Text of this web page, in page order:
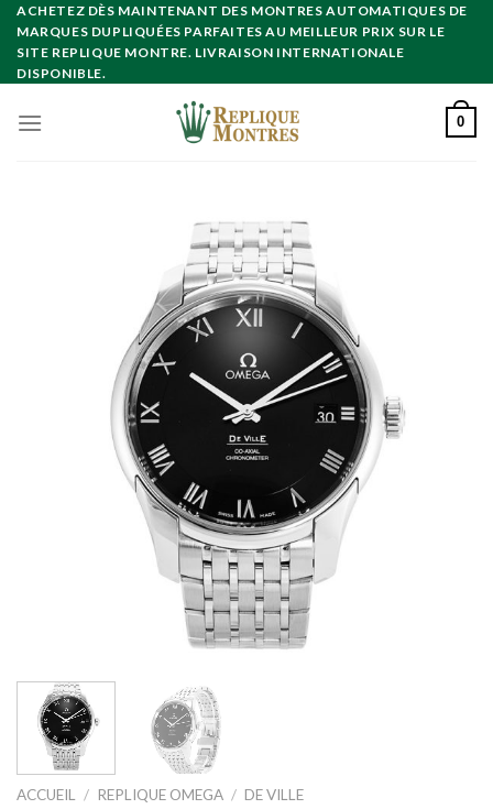
Skip
content
ACHETEZ DÈS MAINTENANT DES MONTRES AUTOMATIQUES DE
MARQUES DUPLIQUÉES PARFAITES AU MEILLEUR PRIX SUR LE
SITE REPLIQUE MONTRE. LIVRAISON INTERNATIONALE
DISPONIBLE.
0
ACCUEIL / REPLIQUE OMEGA / DE VILLE